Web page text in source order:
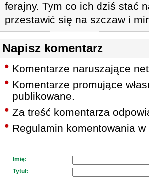
ferajny. Tym co ich dziś stać
przestawić się na szczaw i
Napisz komentarz
Komentarze naruszające
Komentarze promujące
publikowane.
Za treść komentarza
Regulamin komentowania
Imię:
Tytuł: